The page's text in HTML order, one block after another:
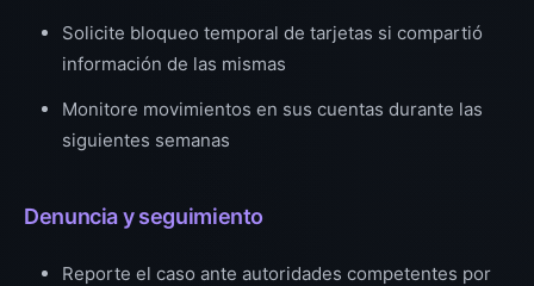
Solicite bloqueo temporal de tarjetas si compartió
información de las mismas
Monitore movimientos en sus cuentas durante las
siguientes semanas
Denuncia y seguimiento
Reporte el caso ante autoridades competentes por